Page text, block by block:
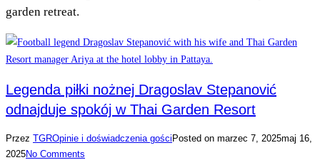
garden retreat.
Legenda piłki nożnej Dragoslav Stepanović
odnajduje spokój w Thai Garden Resort
Przez TGROpinie i doświadczenia gości Posted on marzec 7, 2025maj 16,
2025No Comments